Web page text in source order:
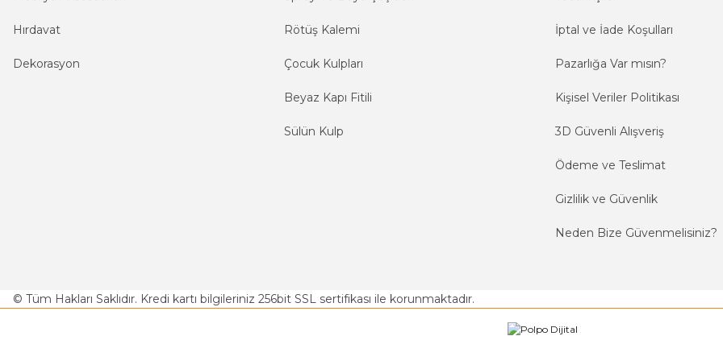
Hırdavat
Dekorasyon
Rötüş Kalemi
Çocuk Kulpları
Beyaz Kapı Fitili
Sülün Kulp
İptal ve İade Koşulları
Pazarlığa Var mısın?
Kişisel Veriler Politikası
3D Güvenli Alışveriş
Ödeme ve Teslimat
Gizlilik ve Güvenlik
Neden Bize Güvenmelisiniz?
© Tüm Hakları Saklıdır. Kredi kartı bilgileriniz 256bit SSL sertifikası ile korunmaktadır.